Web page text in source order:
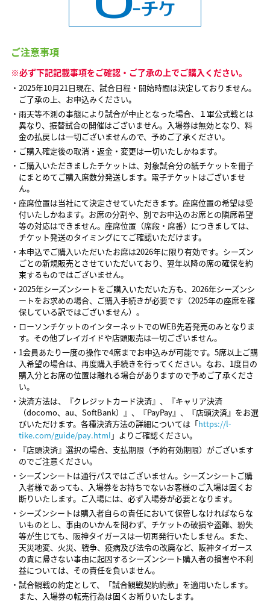
ご注意事項
※必ず下記記載事項をご確認・ご了承の上でご購入ください。
・2025年10月21日現在、試合日程・開始時間は決定しておりません。
ご了承の上、お申込みください。
・雨天等不測の事態により試合が中止となった場合、１軍公式戦とは
異なり、振替試合の開催はございません。入場券は無効となり、料
金の払戻しは一切ございませんので、予めご了承ください。
・ご購入確定後の取消・返金・変更は一切いたしかねます。
・ご購入いただきましたチケットは、対象試合分の紙チケットを冊子
にまとめてご購入席数分発送します。電子チケットはございませ
ん。
・座席位置は当社にて決定させていただきます。座席位置の希望は受
付いたしかねます。お席の分割や、別でお申込のお席との隣席希望
等の対応はできません。座席位置（席段・席番）につきましては、
チケット発送のタイミングにてご確認いただけます。
・本申込でご購入いただいたお席は2026年に限り有効です。シーズン
ごとの新規販売とさせていただいており、翌年以降の席の確保を約
束するものではございません。
・2025年シーズンシートをご購入いただいた方も、2026年シーズンシ
ートをお求めの場合、ご購入手続きが必要です（2025年の座席を確
保している訳ではございません）。
・ローソンチケットのインターネットでのWEB先着発売のみとなりま
す。その他プレイガイドや店頭販売は一切ございません。
・1会員あたり一度の操作で4席までお申込みが可能です。5席以上ご購
入希望の場合は、再度購入手続きを行ってください。なお、1度目の
購入分とお席の位置は離れる場合がありますので予めご了承くださ
い。
・決済方法は、『クレジットカード決済』、『キャリア決済
（docomo、au、SoftBank）』、『PayPay』、『店頭決済』をお選
びいただけます。各種決済方法の詳細については「https://l-
tike.com/guide/pay.html 」よりご確認ください。
・『店頭決済』選択の場合、支払期限（予約有効期限）がございます
のでご注意ください。
・シーズンシートは通行パスではございません。シーズンシートご購
入者様であっても、入場券をお持ちでないお客様のご入場は固くお
断りいたします。ご入場には、必ず入場券が必要となります。
・シーズンシートは購入者自らの責任において保管しなければならな
いものとし、事由のいかんを問わず、チケットの破損や盗難、紛失
等が生じても、阪神タイガースは一切再発行いたしません。また、
天災地変、火災、戦争、疫病及び法令の改廃など、阪神タイガース
の責に帰さない事由に起因するシーズンシート購入者の損害や不利
益については、その責任を負いません。
・試合観戦の約定として、「試合観戦契約約款」を適用いたします。
また、入場券の転売行為は固くお断りいたします。